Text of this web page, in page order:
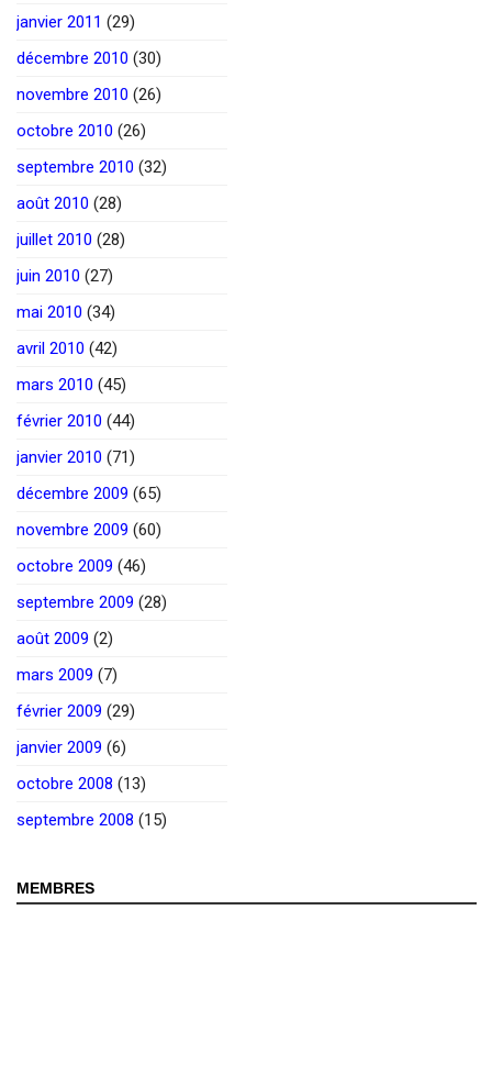
janvier 2011 (29)
décembre 2010 (30)
novembre 2010 (26)
octobre 2010 (26)
septembre 2010 (32)
août 2010 (28)
juillet 2010 (28)
juin 2010 (27)
mai 2010 (34)
avril 2010 (42)
mars 2010 (45)
février 2010 (44)
janvier 2010 (71)
décembre 2009 (65)
novembre 2009 (60)
octobre 2009 (46)
septembre 2009 (28)
août 2009 (2)
mars 2009 (7)
février 2009 (29)
janvier 2009 (6)
octobre 2008 (13)
septembre 2008 (15)
MEMBRES